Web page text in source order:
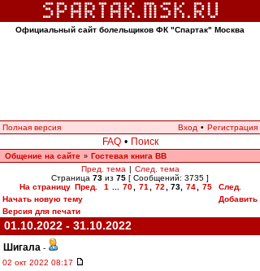
Официальный сайт болельщиков ФК "Спартак" Москва
Полная версия Вход • Регистрация
FAQ • Поиск
Общение на сайте » Гостевая книга ВВ
Пред. тема | След. тема
Страница 73 из 75 [ Сообщений: 3735 ]
На страницу Пред. 1 70 71 72 73, 74 75
След.
Начать новую тему
Добавить
Версия для печати
01.10.2022 - 31.10.2022
Шигала -
02 окт 2022 08:17